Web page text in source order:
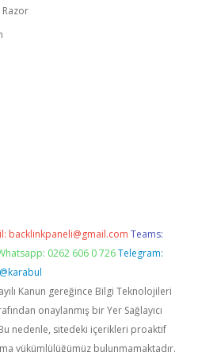
Razor
backlinkpaneli@gmail.com Teams:
0262 606 0 726 Telegram:
@karabul
Kanun gereğince Bilgi Teknolojileri
onaylanmış bir Yer Sağlayıcı
nedenle, sitedeki içerikleri proaktif
yükümlülüğümüz bulunmamaktadır.